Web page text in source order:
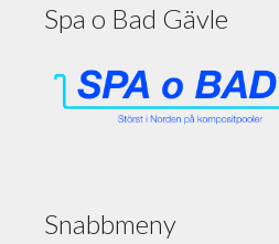
Spa o Bad Gävle
Snabbmeny